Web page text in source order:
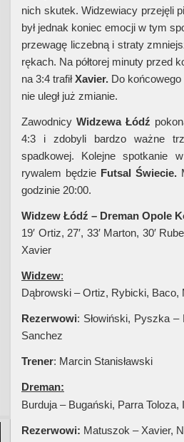
nich skutek. Widzewiacy przejęli
był jednak koniec emocji w tym
przewagę liczebną i straty
rękach. Na półtorej minuty przed
na 3:4 trafiłXavier. Do
nie uległ już zmianie.
Zawodnicy Widzewa Łódź
4:3 i zdobyli bardzo ważne
spadkowej. Kolejne spotkanie
rywalem będzie Futsal Świecie.
godzinie 20:00.
Widzew Łódź – Dreman Opole
19′ Ortiz, 27′, 33′ Marton, 30′
Xavier
Widzew:
Dąbrowski – Ortiz, Rybicki, Baco,
Rezerwowi: Słowiński, Pyszka
Sanchez
Trener: Marcin Stanisławski
Dreman:
Burduja – Bugański, Parra Toloza,
Rezerwowi: Matuszok – Xavier,